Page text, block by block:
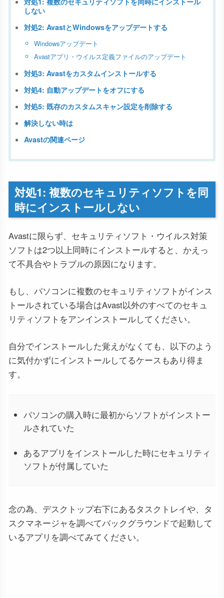
しない
対処2: AvastとWindowsをアップデートする
Windowsアップデート
Avastアプリ・ウイルス定義ファイルのアップデート
対処3: Avastをカスタムインストールする
対処4: 自動アップデートをオフにする
対処5: 既存のカスタムスキャン設定を削除する
解決しない時は
Avastの関連ページ
対処1: 複数のセキュリティソフトを同
時にインストールしない
Avastに限らず、セキュリティソフト・ウイルス対策
ソフトは2つ以上同時にインストールすると、かえっ
て不具合やトラブルの原因になります。
もし、パソコンに複数のセキュリティソフトがインス
トールされている場合はAvast以外のすべてのセキュ
リティソフトをアンインストールしてください。
自分でインストールした覚えがなくても、以下のよう
に気付かずにインストールしてるケースもあり得ま
す。
パソコンの購入時に最初からソフトがインストー
ルされていた
あるアプリをインストールした時にセキュリティ
ソフトが付属していた
念の為、デスクトップ右下にあるタスクトレイや、タ
スクマネージャを調べてバックグラウンドで起動して
いるアプリを調べてみてください。